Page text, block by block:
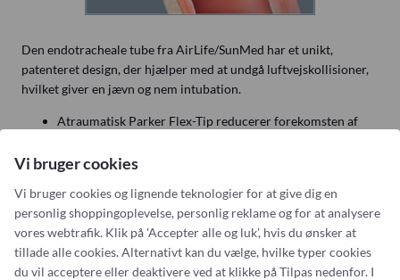
Den endotracheale tube fra AirLife/SunMed har et unikt,
patenteret design, der hjælper med at undgå luftvejskollisioner,
hvilket giver en jævn og nem intubation.
Atraumatisk Parker Flex-Tip reducerer forekomsten af
Bløde, fleksible, afrundede spidser glider let gennem
Centreret spids forhindrer traumer i luftvejene
Tip omslutter intubationsguider, introducers og stiletter
tæt.
Se brochure her.
Vi bruger cookies
Vi bruger cookies og lignende teknologier for at give dig en
personlig shoppingoplevelse, personlig reklame og for at analysere
vores webtrafik. Klik på 'Accepter alle og luk', hvis du ønsker at
tillade alle cookies. Alternativt kan du vælge, hvilke typer cookies
du vil acceptere eller deaktivere ved at klikke på Tilpas nedenfor. I